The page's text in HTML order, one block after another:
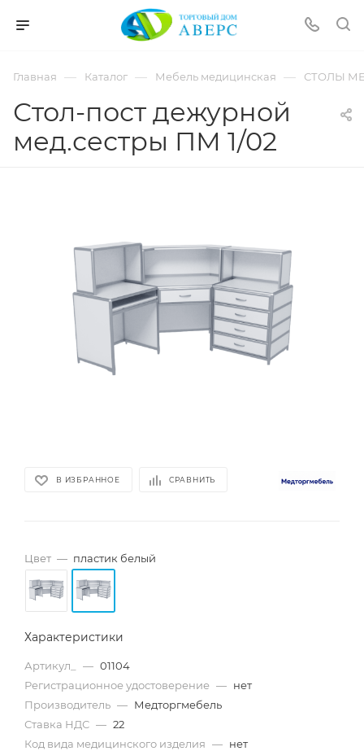
Главная — Каталог — Мебель медицинская — СТОЛЫ
Стол-пост дежурной
мед.сестры ПМ 1/02
В ИЗБРАННОЕ СРАВНИТЬ
Цвет — пластик белый
Характеристики
Артикул_ — 01104
Регистрационное удостоверение — нет
Производитель — Медторгмебель
Ставка НДС — 22
Код вида медицинского изделия — нет
pornspider.info
xnxx